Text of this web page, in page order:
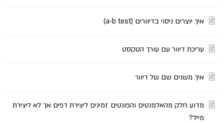
איך יוצרים ניסוי בדיוורים (a-b test)
עריכת דיוור עם עורך הטקסט
איך משנים שם של דיוור
מדוע חלק מהאלמנטים והפונטים זמינים ליצירת דפים אך לא ליצירת
מייל?